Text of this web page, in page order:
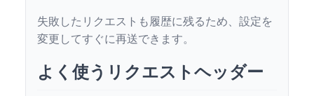
失敗したリクエストも履歴に残るため、設定を
変更してすぐに再送できます。
よく使うリクエストヘッダー